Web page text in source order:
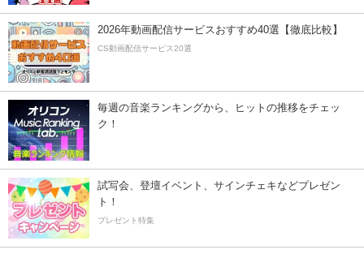
2026年動画配信サービスおすすめ40選【徹底比較】
CS動画配信サービス20選
毎週の音楽ランキングから、ヒットの推移をチェッ
ク！
試写会、登壇イベント、サインチェキなどプレゼン
ト！
プレゼント特集